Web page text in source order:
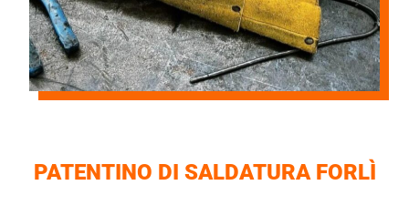
PATENTINO DI SALDATURA FORLÌ